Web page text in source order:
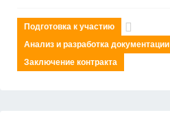
Подготовка к участию
Анализ и разработка документации
Заключение контракта